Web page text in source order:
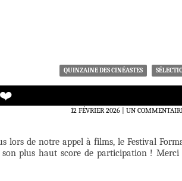
QUINZAINE DES CINÉASTES
❤️‍
12 FÉVRIER 2026 UN
lors de notre appel à films, le Festival
plus haut score de participation ! Merci